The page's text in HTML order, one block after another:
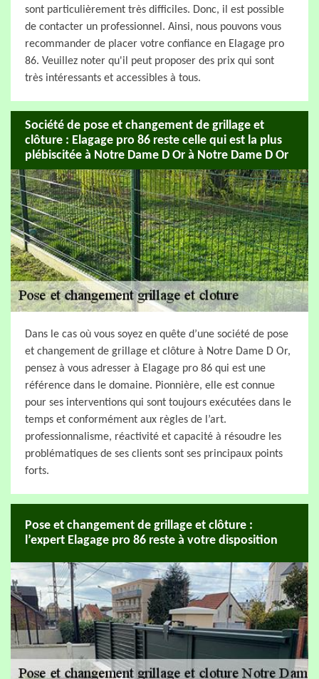
sont particulièrement très difficiles. Donc, il est possible
de contacter un professionnel. Ainsi, nous pouvons vous
recommander de placer votre confiance en Elagage pro
86. Veuillez noter qu'il peut proposer des prix qui sont
très intéressants et accessibles à tous.
Société de pose et changement de grillage et
clôture : Elagage pro 86 reste celle qui est la plus
plébiscitée à Notre Dame D Or à Notre Dame D Or
Dans le cas où vous soyez en quête d’une société de pose
et changement de grillage et clôture à Notre Dame D Or,
pensez à vous adresser à Elagage pro 86 qui est une
référence dans le domaine. Pionnière, elle est connue
pour ses interventions qui sont toujours exécutées dans le
temps et conformément aux règles de l’art.
professionnalisme, réactivité et capacité à résoudre les
problématiques de ses clients sont ses principaux points
forts.
Pose et changement de grillage et clôture :
l’expert Elagage pro 86 reste à votre disposition